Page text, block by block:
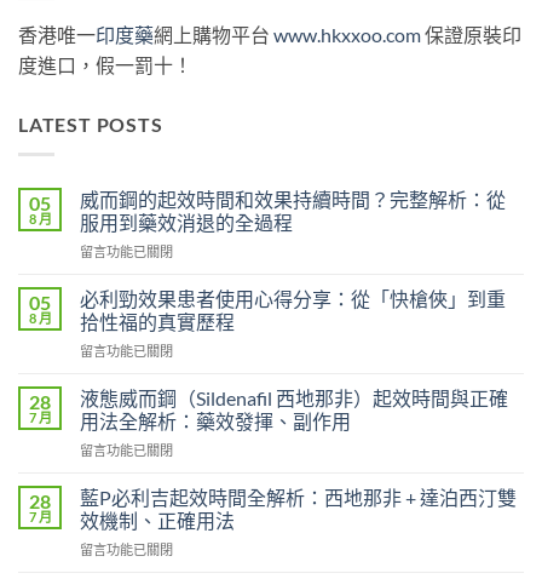
香港唯一印度藥網上購物平台 www.hkxxoo.com保證原裝印
度進口，假一罰十！
LATEST POSTS
05
8 月
威而鋼的起效時間和效果持續時間？完整解析：從
服用到藥效消退的全過程
在
而
鋼
的
起
時
間
和
效
持
續
間？
留言功能已關閉
05
8 月
必利勁效果患者使用心得分享：從「快槍俠」到重
拾性福的真實歷程
在
利
勁
效
果
者
使
用
心
留言功能已關閉
28
7 月
液態威而鋼（Sildenafil 西地那非）起效時間與正確
用法全解析：藥效發揮、副作用
在
態
威
而
鋼
留言功能已關閉
28
7 月
藍P必利吉起效時間全解析：西地那非 + 達泊西汀雙
效機制、正確用法
在
留言功能已關閉